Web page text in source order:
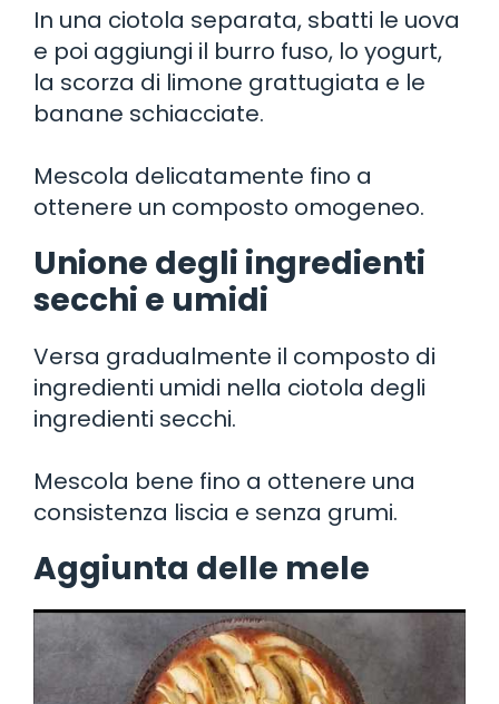
In una ciotola separata, sbatti le uova
e poi aggiungi il burro fuso, lo yogurt,
la scorza di limone grattugiata e le
banane schiacciate.
Mescola delicatamente fino a
ottenere un composto omogeneo.
Unione degli ingredienti
secchi e umidi
Versa gradualmente il composto di
ingredienti umidi nella ciotola degli
ingredienti secchi.
Mescola bene fino a ottenere una
consistenza liscia e senza grumi.
Aggiunta delle mele